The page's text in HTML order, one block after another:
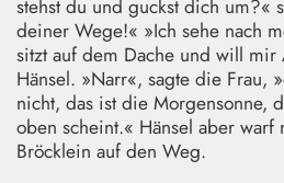
stehst du und guckst dich um?«
deiner Wege!« »Ich sehe nach
sitzt auf dem Dache und will mir
Hänsel. »Narr«, sagte die Frau,
nicht, das ist die Morgensonne,
oben scheint.« Hänsel aber warf
Bröcklein auf den Weg.